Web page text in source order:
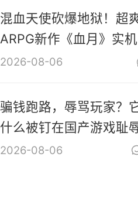
混血天使砍爆地狱！超
ARPG新作《血月》实机
示视频
2026-08-06
骗钱跑路，辱骂玩家？
什么被钉在国产游戏耻
上？【是个人物10】
2026-08-06